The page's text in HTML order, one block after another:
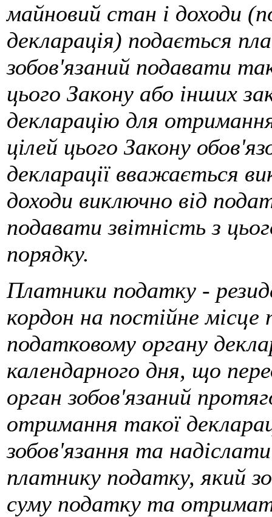
майновий стан і доходи
декларація) подається
зобов'язаний подавати
цього Закону або інших
декларацію для
цілей цього Закону
декларації вважається
доходи виключно від
подавати звітність з
порядку.
Платники податку -
кордон на постійне
податковому органу
календарного дня, що
орган зобов'язаний
отримання такої
зобов'язання та
платнику податку, який
суму податку та